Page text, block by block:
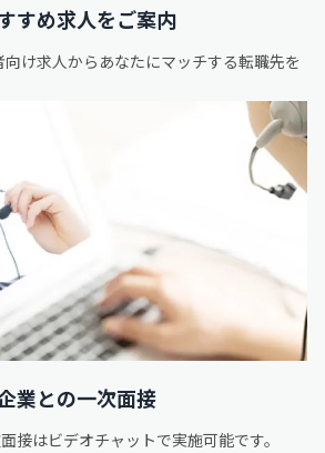
すめ求人をご案内
け求人からあなたにマッチする転職先を
業との一次面接
接はビデオチャットで実施可能です。